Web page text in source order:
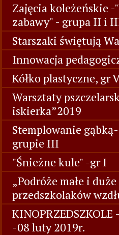
Zajęcia koleżeńskie
zabawy" - grupa II i
Starszaki świętują
Innowacja
Kółko plastyczne, gr
Warsztaty
iskierka”2019
Stemplowanie
grupie III
"Śnieżne kule" -gr I
„Podróże małe i
przedszkolaków
-08 luty 2019r.